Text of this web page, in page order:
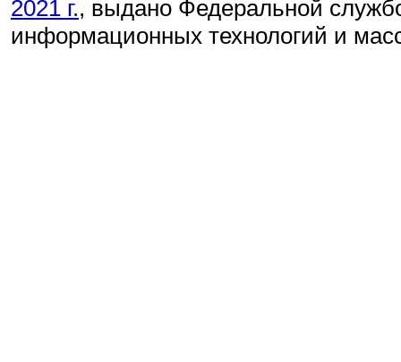
2021 г., выдано Федеральной
информационных технологий и